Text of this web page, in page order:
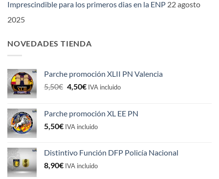
Imprescindible para los primeros dias en la ENP 22 agosto
2025
NOVEDADES TIENDA
Parche promoción XLII PN Valencia
5,50€ El
era:
5,50€.
4,50€El
es:
4,50€.
IVA incluido
Parche promoción XL EE PN
5,50€ IVA incluido
Distintivo Función DFP Policía Nacional
8,90€ IVA incluido